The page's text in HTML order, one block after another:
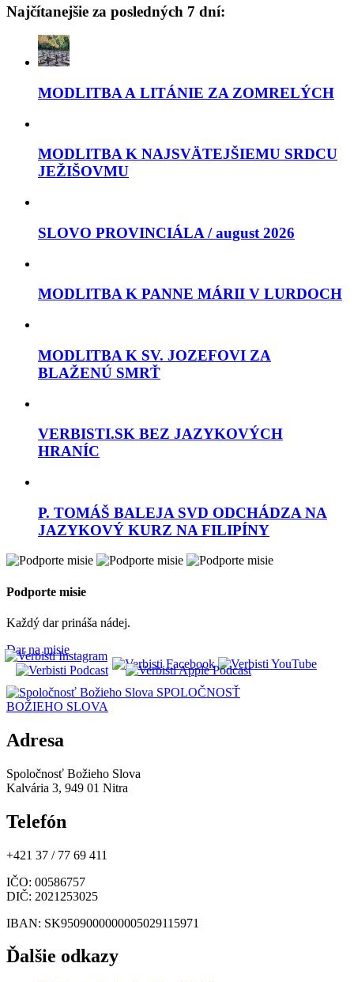
Najčítanejšie za posledných 7 dní:
MODLITBA A LITÁNIE ZA ZOMRELÝCH
MODLITBA K NAJSVÄTEJŠIEMU SRDCU
JEŽIŠOVMU
SLOVO PROVINCIÁLA / august 2026
MODLITBA K PANNE MÁRII V LURDOCH
MODLITBA K SV. JOZEFOVI ZA
BLAŽENÚ SMRŤ
VERBISTI.SK BEZ JAZYKOVÝCH
HRANÍC
P. TOMÁŠ BALEJA SVD ODCHÁDZA NA
JAZYKOVÝ KURZ NA FILIPÍNY
Podporte misie
Každý dar prináša nádej.
Dar na misie
SPOLOČNOSŤ
BOŽIEHO SLOVA
Adresa
Spoločnosť Božieho Slova
Kalvária 3, 949 01 Nitra
Telefón
+421 37 / 77 69 411
IČO: 00586757
DIČ: 2021253025
IBAN: SK9509000000005029115971
Ďalšie odkazy